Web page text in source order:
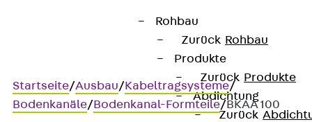
Rohbau
Zurück Rohbau
Produkte
Zurück Produkte
Abdichtung
Zurück
Startseite/Ausbau/Kabeltragsysteme/
Bodenkanäle/Bodenkanal-Formteile/BKAA 100